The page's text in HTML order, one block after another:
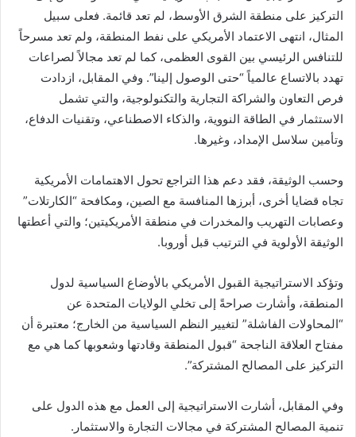
التركيز على منطقة الشرق الأوسط، لم تعد قائمة. فعلى سبيل
المثال، انتهى الاعتماد الأمريكي على نفط المنطقة، ولم تعد مسرحاً
للتنافس الرئيسي بين القوى العظمى، كما لم تعد مجالاً لصراعات
تهدد بالاتساع عالمياً “حتى الوصول إلينا”. وفي المقابل، ازدادت
فرص التعاون والشراكة التجارية والتكنولوجية، والتي تشمل
الاستثمار في الطاقة النووية، والذكاء الاصطناعي، وتقنيات الدفاع،
وتأمين سلاسل الإمداد، وغيرها.
وحسب الوثيقة، فقد دعم هذا التراجع تحول الاهتمامات الأمريكية
تجاه قضايا أخرى، أبرزها المنافسة مع الصين، ومكافحة “الكارتلات”
وعصابات التهريب والمخدرات في منطقة الأمريكيتين؛ والتي أعطتها
الوثيقة الأولوية في الترتيب قبل أوروبا.
وتؤكد الاستراتيجية القبول الأمريكي بالأوضاع السياسية لدول
المنطقة، وأشارت صراحةً إلى تخلي الولايات المتحدة عن
“المحاولات الفاشلة” لتغيير النظم السياسية من الخارج؛ معتبرة أن
مفتاح العلاقة الناجحة “قبول المنطقة وقادتها وشعوبها كما هي مع
التركيز على المصالح المشتركة”.
وفي المقابل، أشارت الاستراتيجية إلى العمل مع هذه الدول على
تنمية المصالح المشتركة في مجالات التجارة والاستثمار.